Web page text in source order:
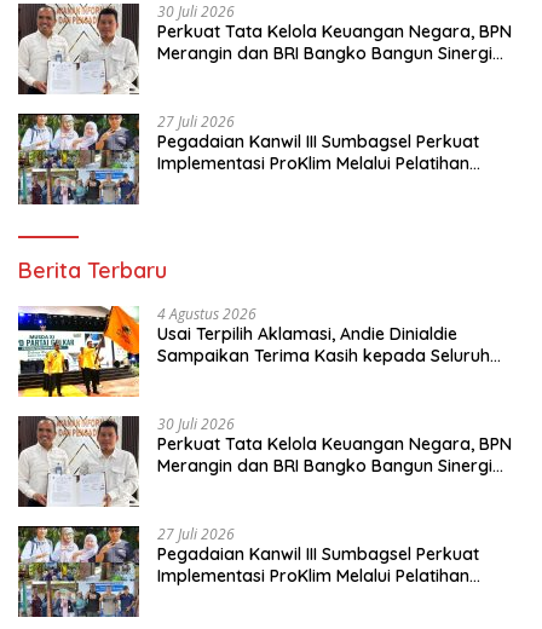
30 Juli 2026
Perkuat Tata Kelola Keuangan Negara, BPN
Merangin dan BRI Bangko Bangun Sinergi
27 Juli 2026
Pegadaian Kanwil III Sumbagsel Perkuat
Implementasi ProKlim Melalui Pelatihan
Berita Terbaru
4 Agustus 2026
Usai Terpilih Aklamasi, Andie Dinialdie
Sampaikan Terima Kasih kepada Seluruh
30 Juli 2026
Perkuat Tata Kelola Keuangan Negara, BPN
Merangin dan BRI Bangko Bangun Sinergi
27 Juli 2026
Pegadaian Kanwil III Sumbagsel Perkuat
Implementasi ProKlim Melalui Pelatihan